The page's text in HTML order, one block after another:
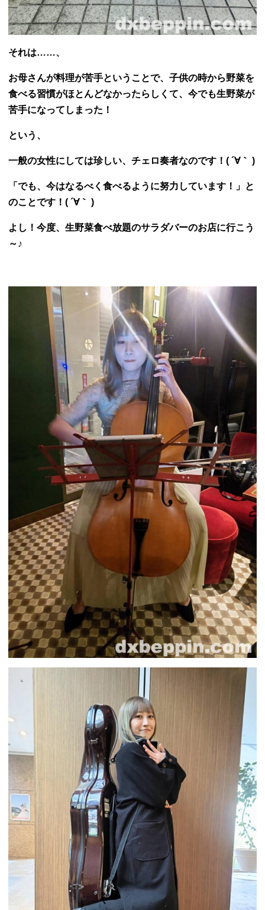
それは……、
お母さんが料理が苦手ということで、子供の時から野菜を
食べる習慣がほとんどなかったらしくて、今でも生野菜が
苦手になってしまった！
という、
一般の女性にしては珍しい、チェロ奏者なのです！( ´∀｀ )
「でも、今はなるべく食べるように努力しています！」と
のことです！( ´∀｀ )
よし！今度、生野菜食べ放題のサラダバーのお店に行こう
～♪